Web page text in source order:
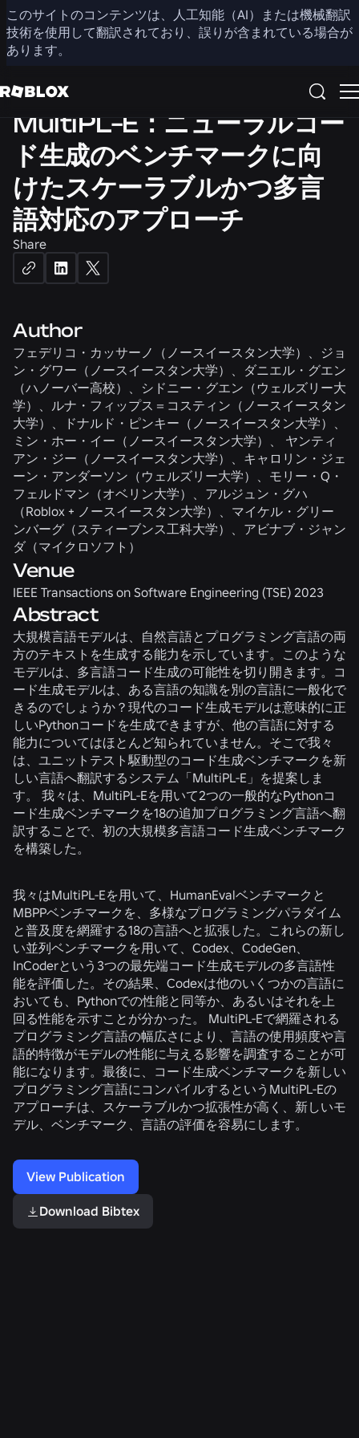
このサイトのコンテンツは、人工知能（AI）または機械翻訳
技術を使用して翻訳されており、誤りが含まれている場合が
あります。
ARTIFICIAL INTELLIGENCE
NATURAL LANGUAGE PROCESSING
MultiPL-E：ニューラルコー
ド生成のベンチマークに向
けたスケーラブルかつ多言
語対応のアプローチ
Share
View Publication
Download Bibtex
Author
フェデリコ・カッサーノ（ノースイースタン大学）、ジョ
ン・グワー（ノースイースタン大学）、ダニエル・グエン
（ハノーバー高校）、シドニー・グエン（ウェルズリー大
学）、ルナ・フィップス＝コスティン（ノースイースタン
大学）、ドナルド・ピンキー（ノースイースタン大学）、
ミン・ホー・イー（ノースイースタン大学）、 ヤンティ
アン・ジー（ノースイースタン大学）、キャロリン・ジェ
ーン・アンダーソン（ウェルズリー大学）、モリー・Q・
フェルドマン（オベリン大学）、アルジュン・グハ
（Roblox + ノースイースタン大学）、マイケル・グリー
ンバーグ（スティーブンス工科大学）、アビナブ・ジャン
ダ（マイクロソフト）
Venue
IEEE Transactions on Software Engineering (TSE) 2023
Abstract
大規模言語モデルは、自然言語とプログラミング言語の両
方のテキストを生成する能力を示しています。このような
モデルは、多言語コード生成の可能性を切り開きます。コ
ード生成モデルは、ある言語の知識を別の言語に一般化で
きるのでしょうか？現代のコード生成モデルは意味的に正
しいPythonコードを生成できますが、他の言語に対する
能力についてはほとんど知られていません。そこで我々
は、ユニットテスト駆動型のコード生成ベンチマークを新
しい言語へ翻訳するシステム「MultiPL-E」を提案しま
す。 我々は、MultiPL-Eを用いて2つの一般的なPythonコ
ード生成ベンチマークを18の追加プログラミング言語へ翻
訳することで、初の大規模多言語コード生成ベンチマーク
を構築した。
我々はMultiPL-Eを用いて、HumanEvalベンチマークと
MBPPベンチマークを、多様なプログラミングパラダイム
と普及度を網羅する18の言語へと拡張した。これらの新し
い並列ベンチマークを用いて、Codex、CodeGen、
InCoderという3つの最先端コード生成モデルの多言語性
能を評価した。その結果、Codexは他のいくつかの言語に
おいても、Pythonでの性能と同等か、あるいはそれを上
回る性能を示すことが分かった。 MultiPL-Eで網羅される
プログラミング言語の幅広さにより、言語の使用頻度や言
語的特徴がモデルの性能に与える影響を調査することが可
能になります。最後に、コード生成ベンチマークを新しい
プログラミング言語にコンパイルするというMultiPL-Eの
アプローチは、スケーラブルかつ拡張性が高く、新しいモ
デル、ベンチマーク、言語の評価を容易にします。